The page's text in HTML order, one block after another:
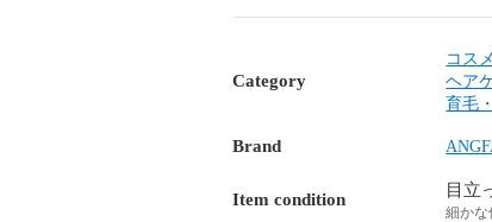
Category
コス
ヘア
育毛
Brand
Item condition 目立
細かな